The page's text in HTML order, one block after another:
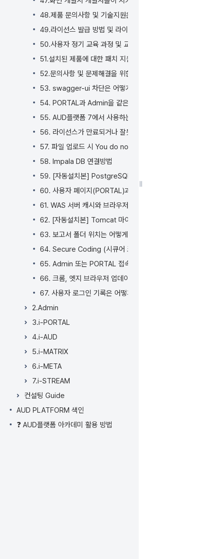
48.제품 문의사항 및 기술지원은 어떻게 요청해야 하나요?
49.라이선스 발급 방법 및 라이선스 적용은 어떻게 하나요?
50.사용자 정기 교육 과정 및 교육 신청은 어떻게 하나요?
51.설치된 제품에 대한 패치 지원 및 반영 방법은 어떻게 되나
52.문의사항 및 문제해결을 위한 로그 취합은 어떻게 하나요?
53. swagger-ui 차단은 어떻게 하나요?
54. PORTAL과 Admin을 같은 브라우저에서 사용이 가능한
55. AUD플랫폼 7에서 사용하는 오픈 소스 라이선스 정보는
56. 라이선스가 만료되거나 잘못되면 어떤 현상이 나타나나요?
57. 파일 업로드 시 You do not have permission 오류가 발
58. Impala DB 연결방법
59. [자동설치본] PostgreSQL 업그레이드 방법
60. 사용자 페이지(PORTAL)과 관리자페이지(Admin)를 분
61. WAS 서버 캐시와 브라우저 캐시 삭제는 어떻게 삭제하나
62. [자동설치본] Tomcat 마이너 업그레이드 방법
63. 보고서 폴더 위치는 어떻게 바꾸나요?
64. Secure Coding (시큐어 코딩) 이란 무엇인가요?
65. Admin 또는 PORTAL 접속 시 Check Network 가 표시
66. 크롬, 엣지 브라우저 업데이트 (버전 147) 후 i-MATRIX
67. 사용자 로그인 기록은 어떻게 확인하나요?
2.Admin
3.i-PORTAL
4.i-AUD
5.i-MATRIX
6.i-META
7.i-STREAM
컨설팅 Guide
AUD PLATFORM 색인
❓ AUD플랫폼 아카데미 활용 방법